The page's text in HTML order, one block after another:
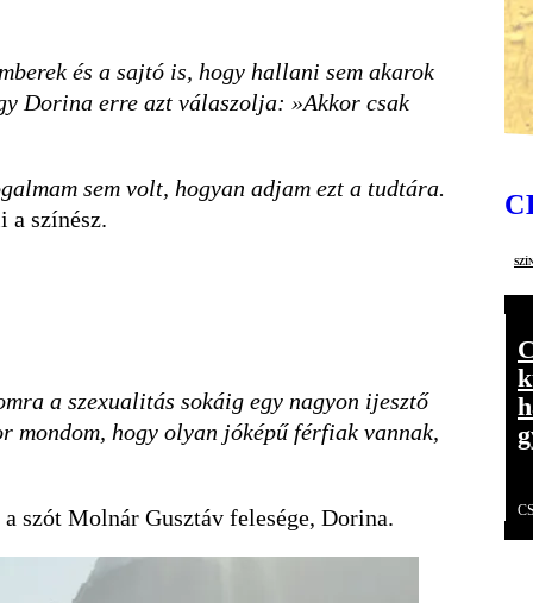
és a sajtó is, hogy hallani sem akarok
Dorina erre azt válaszolja: »Akkor csak
sem volt, hogyan adjam ezt a tudtára.
a színész.
a szexualitás sokáig egy nagyon ijesztő
mondom, hogy olyan jóképű férfiak vannak,
szót Molnár Gusztáv felesége, Dorina.